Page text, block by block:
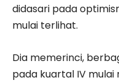
didasari pada
mulai terlihat.
Dia memerinci,
pada kuartal IV